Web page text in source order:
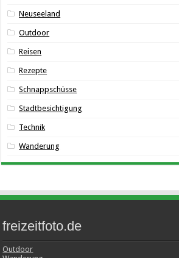
Neuseeland
Outdoor
Reisen
Rezepte
Schnappschüsse
Stadtbesichtigung
Technik
Wanderung
freizeitfoto.de
Outdoor